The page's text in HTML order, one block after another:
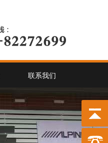
联系我们